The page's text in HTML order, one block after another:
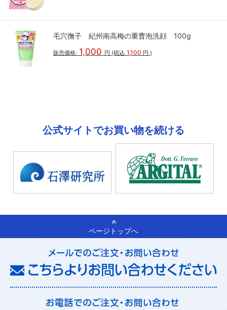
毛穴撫子 紀州南高梅の重曹泡洗顔 100g
販売価格: 1,000 円 (税込 1,100 円 )
公式サイトでお買い物を続ける
ページトップへ